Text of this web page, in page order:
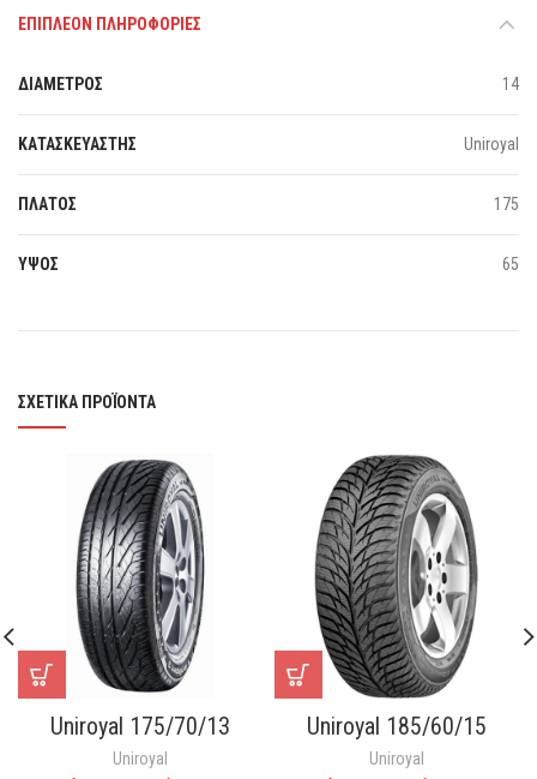
ΕΠΙΠΛΈΟΝ ΠΛΗΡΟΦΟΡΊΕΣ
ΔΙΑΜΕΤΡΟΣ 14
ΚΑΤΑΣΚΕΥΑΣΤΗΣ Uniroyal
ΠΛΑΤΟΣ 175
ΥΨΟΣ 65
ΣΧΕΤΙΚΆ ΠΡΟΪΌΝΤΑ
Uniroyal 175/70/13
Uniroyal
Uniroyal 185/60/15
Uniroyal